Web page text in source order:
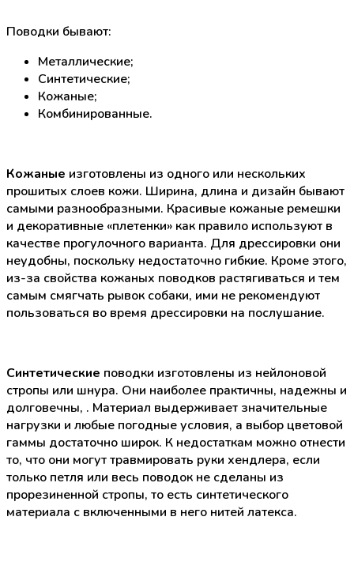
Поводки бывают:
Металлические;
Синтетические;
Кожаные;
Комбинированные.
Кожаные изготовлены из одного или нескольких
прошитых слоев кожи. Ширина, длина и дизайн бывают
самыми разнообразными. Красивые кожаные ремешки
и декоративные «плетенки» как правило используют в
качестве прогулочного варианта. Для дрессировки они
неудобны, поскольку недостаточно гибкие. Кроме этого,
из-за свойства кожаных поводков растягиваться и тем
самым смягчать рывок собаки, ими не рекомендуют
пользоваться во время дрессировки на послушание.
Синтетические поводки изготовлены из нейлоновой
стропы или шнура. Они наиболее практичны, надежны и
долговечны, . Материал выдерживает значительные
нагрузки и любые погодные условия, а выбор цветовой
гаммы достаточно широк. К недостаткам можно отнести
то, что они могут травмировать руки хендлера, если
только петля или весь поводок не сделаны из
прорезиненной стропы, то есть синтетического
материала с включенными в него нитей латекса.